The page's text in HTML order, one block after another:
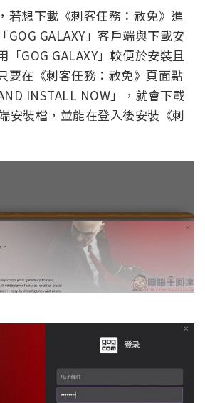
若想下載《刺客任務：赦免》進
GOG GALAXY」客戶端與下載安
「GOG GALAXY」較便於安裝且
要在《刺客任務：赦免》頁面點
INSTALL NOW」，就會下載
端安裝檔，並能在登入後安裝《刺